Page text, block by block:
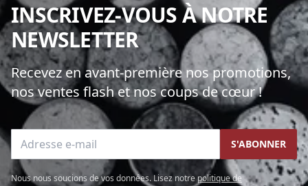
INSCRIVEZ-VOUS À NOTRE
NEWSLETTER
Recevez en avant-première nos promotions,
nos ventes flash et nos coups de cœur !
Adresse e-mail S'ABONNER
Nous nous soucions de vos données. Lisez notre politique de